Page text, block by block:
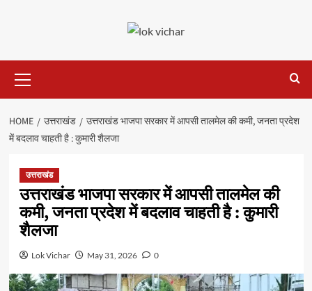
Menu
HOME उत्तराखंड
उत्तराखंड भाजपा सरकार में आपसी तालमेल की कमी, जनता प्रदेश
में बदलाव चाहती है : कुमारी शैलजा
उत्तराखंड
उत्तराखंड भाजपा सरकार में आपसी तालमेल की
कमी, जनता प्रदेश में बदलाव चाहती है : कुमारी
शैलजा
Lok Vichar May 31, 2026 0